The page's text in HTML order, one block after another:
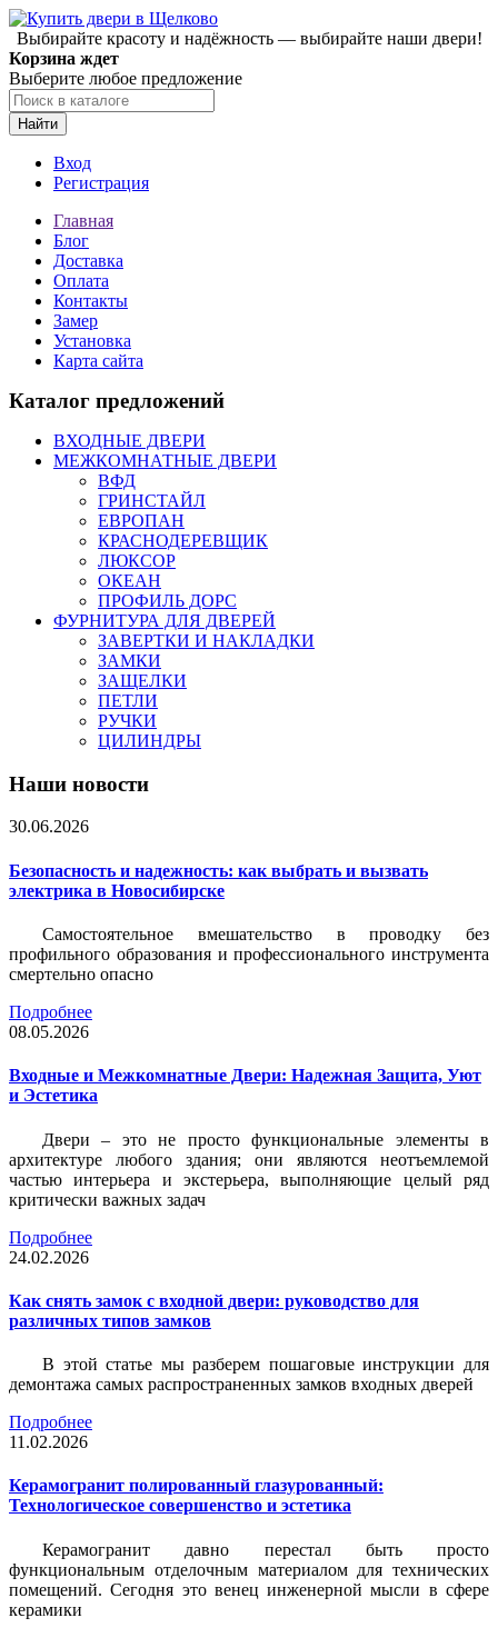
Выбирайте красоту и надёжность — выбирайте наши двери!
Корзина ждет
Выберите любое предложение
Найти
Вход
Регистрация
Главная
Блог
Доставка
Оплата
Контакты
Замер
Установка
Карта сайта
Каталог предложений
ВХОДНЫЕ ДВЕРИ
МЕЖКОМНАТНЫЕ ДВЕРИ
ВФД
ГРИНСТАЙЛ
ЕВРОПАН
КРАСНОДЕРЕВЩИК
ЛЮКСОР
ОКЕАН
ПРОФИЛЬ ДОРС
ФУРНИТУРА ДЛЯ ДВЕРЕЙ
ЗАВЕРТКИ И НАКЛАДКИ
ЗАМКИ
ЗАЩЕЛКИ
ПЕТЛИ
РУЧКИ
ЦИЛИНДРЫ
Наши новости
30.06.2026
Безопасность и надежность: как выбрать и вызвать
электрика в Новосибирске
Самостоятельное вмешательство в проводку без
профильного образования и профессионального инструмента
смертельно опасно
Подробнее
08.05.2026
Входные и Межкомнатные Двери: Надежная Защита, Уют
и Эстетика
Двери – это не просто функциональные элементы в
архитектуре любого здания; они являются неотъемлемой
частью интерьера и экстерьера, выполняющие целый ряд
критически важных задач
Подробнее
24.02.2026
Как снять замок с входной двери: руководство для
различных типов замков
В этой статье мы разберем пошаговые инструкции для
демонтажа самых распространенных замков входных дверей
Подробнее
11.02.2026
Керамогранит полированный глазурованный:
Технологическое совершенство и эстетика
Керамогранит давно перестал быть просто
функциональным отделочным материалом для технических
помещений. Сегодня это венец инженерной мысли в сфере
керамики